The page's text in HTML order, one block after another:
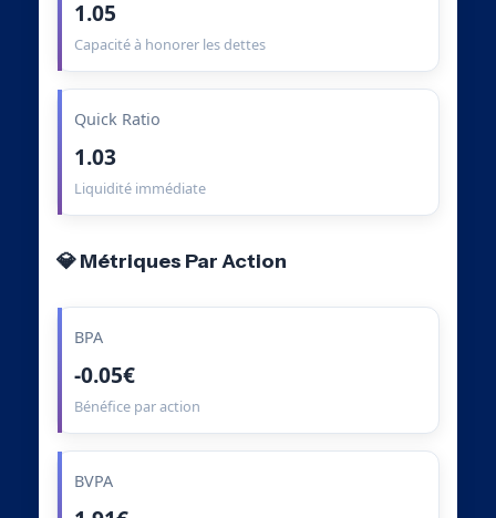
1.05
Capacité à honorer les dettes
Quick Ratio
1.03
Liquidité immédiate
💎 Métriques Par Action
BPA
-0.05€
Bénéfice par action
BVPA